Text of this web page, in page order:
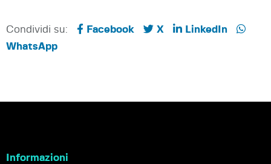
Condividi su: Facebook X
LinkedIn
WhatsApp
Informazioni